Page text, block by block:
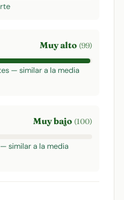
Muy alto (99)
— similar a la media
Muy bajo (100)
similar a la media